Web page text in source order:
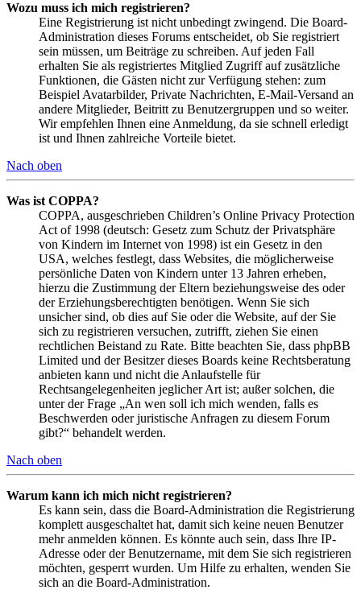
Wozu muss ich mich registrieren?
Eine Registrierung ist nicht unbedingt zwingend. Die Board-
Administration dieses Forums entscheidet, ob Sie registriert
sein müssen, um Beiträge zu schreiben. Auf jeden Fall
erhalten Sie als registriertes Mitglied Zugriff auf zusätzliche
Funktionen, die Gästen nicht zur Verfügung stehen: zum
Beispiel Avatarbilder, Private Nachrichten, E-Mail-Versand an
andere Mitglieder, Beitritt zu Benutzergruppen und so weiter.
Wir empfehlen Ihnen eine Anmeldung, da sie schnell erledigt
ist und Ihnen zahlreiche Vorteile bietet.
Nach oben
Was ist COPPA?
COPPA, ausgeschrieben Children’s Online Privacy Protection
Act of 1998 (deutsch: Gesetz zum Schutz der Privatsphäre
von Kindern im Internet von 1998) ist ein Gesetz in den
USA, welches festlegt, dass Websites, die möglicherweise
persönliche Daten von Kindern unter 13 Jahren erheben,
hierzu die Zustimmung der Eltern beziehungsweise des oder
der Erziehungsberechtigten benötigen. Wenn Sie sich
unsicher sind, ob dies auf Sie oder die Website, auf der Sie
sich zu registrieren versuchen, zutrifft, ziehen Sie einen
rechtlichen Beistand zu Rate. Bitte beachten Sie, dass phpBB
Limited und der Besitzer dieses Boards keine Rechtsberatung
anbieten kann und nicht die Anlaufstelle für
Rechtsangelegenheiten jeglicher Art ist; außer solchen, die
unter der Frage „An wen soll ich mich wenden, falls es
Beschwerden oder juristische Anfragen zu diesem Forum
gibt?“ behandelt werden.
Nach oben
Warum kann ich mich nicht registrieren?
Es kann sein, dass die Board-Administration die Registrierung
komplett ausgeschaltet hat, damit sich keine neuen Benutzer
mehr anmelden können. Es könnte auch sein, dass Ihre IP-
Adresse oder der Benutzername, mit dem Sie sich registrieren
möchten, gesperrt wurden. Um Hilfe zu erhalten, wenden Sie
sich an die Board-Administration.